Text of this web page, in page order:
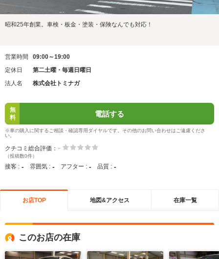
昭和25年創業。車検・板金・塗装・保険なんでも対応！
営業時間
09:00～19:00
定休日
第二土曜・毎週日曜日
法人名
株式会社トミナガ
無
料
電話する
※車の購入に関するご相談・確認専用ダイヤルです。その他のお問い合わせはご遠慮くださ
い。
クチコミ総合評価： -
（投稿数0件）
接客 : - 雰囲気 : - アフター : - 品質 : -
お店TOP 地図&アクセス 在庫一覧
このお店の在庫